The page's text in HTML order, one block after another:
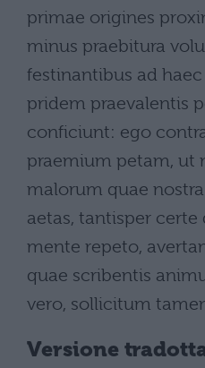
primae origines
minus praebitura
festinantibus ad
pridem praevalentis
conficiunt: ego
praemium petam, ut
malorum quae
aetas, tantisper
mente repeto,
quae scribentis
vero, sollicitum
Versione